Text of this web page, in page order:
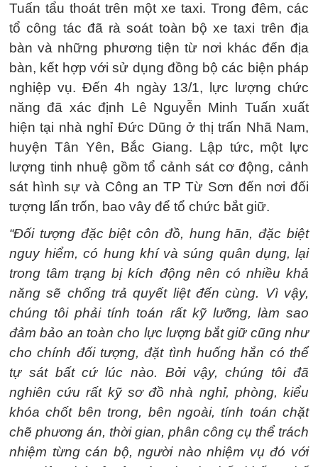
Tuấn tẩu thoát trên một xe taxi. Trong đêm, các
tổ công tác đã rà soát toàn bộ xe taxi trên địa
bàn và những phương tiện từ nơi khác đến địa
bàn, kết hợp với sử dụng đồng bộ các biện pháp
nghiệp vụ. Đến 4h ngày 13/1, lực lượng chức
năng đã xác định Lê Nguyễn Minh Tuấn xuất
hiện tại nhà nghỉ Đức Dũng ở thị trấn Nhã Nam,
huyện Tân Yên, Bắc Giang. Lập tức, một lực
lượng tinh nhuệ gồm tổ cảnh sát cơ động, cảnh
sát hình sự và Công an TP Từ Sơn đến nơi đối
tượng lẩn trốn, bao vây để tổ chức bắt giữ.
“Đối tượng đặc biệt côn đồ, hung hãn, đặc biệt
nguy hiểm, có hung khí và súng quân dụng, lại
trong tâm trạng bị kích động nên có nhiều khả
năng sẽ chống trả quyết liệt đến cùng. Vì vậy,
chúng tôi phải tính toán rất kỹ lưỡng, làm sao
đảm bảo an toàn cho lực lượng bắt giữ cũng như
cho chính đối tượng, đặt tình huống hắn có thể
tự sát bất cứ lúc nào. Bởi vậy, chúng tôi đã
nghiên cứu rất kỹ sơ đồ nhà nghỉ, phòng, kiểu
khóa chốt bên trong, bên ngoài, tính toán chặt
chẽ phương án, thời gian, phân công cụ thể trách
nhiệm từng cán bộ, người nào nhiệm vụ đó với